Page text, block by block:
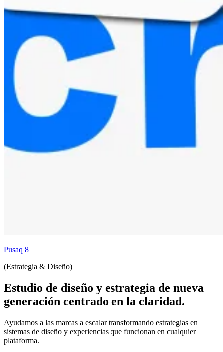
Pusaq 8
(Estrategia & Diseño)
Estudio de diseño y estrategia de nueva
generación centrado en la claridad.
Ayudamos a las marcas a escalar transformando estrategias en
sistemas de diseño y experiencias que funcionan en cualquier
plataforma.